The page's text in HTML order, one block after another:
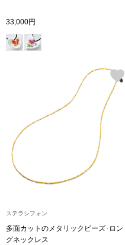
33,000円
ステラシフォン
多面カットのメタリックビーズ･ロン
グネックレス